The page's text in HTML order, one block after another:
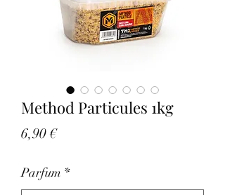
Method Particules 1kg
6,90 €Prix
Parfum *